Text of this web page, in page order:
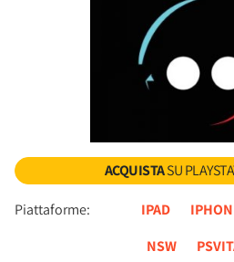
ACQUISTASU
Piattaforme: IPAD
NSW